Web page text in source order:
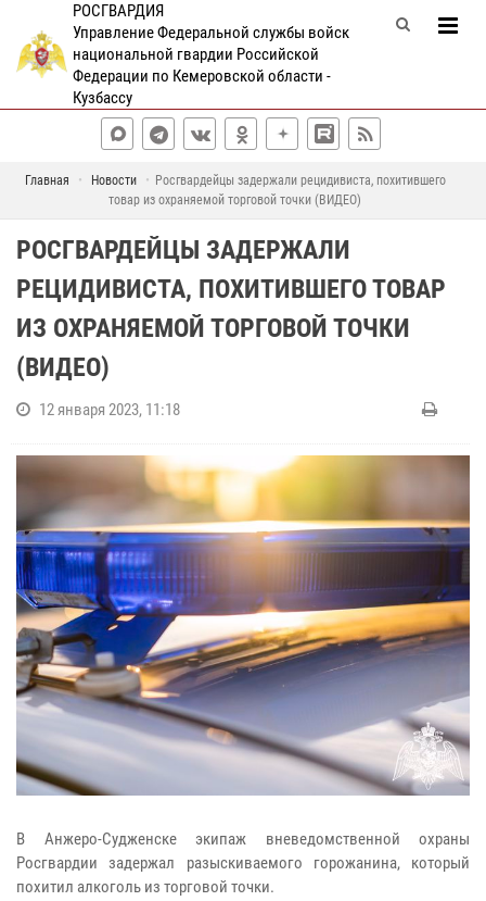
РОСГВАРДИЯ
Управление Федеральной службы войск
национальной гвардии Российской
Федерации по Кемеровской области -
Кузбассу
Главная Новости
Росгвардейцы задержали рецидивиста, похитившего
товар из охраняемой торговой точки (ВИДЕО)
РОСГВАРДЕЙЦЫ ЗАДЕРЖАЛИ
РЕЦИДИВИСТА, ПОХИТИВШЕГО ТОВАР
ИЗ ОХРАНЯЕМОЙ ТОРГОВОЙ ТОЧКИ
(ВИДЕО)
12 января 2023, 11:18
В Анжеро-Судженске экипаж вневедомственной охраны
Росгвардии задержал разыскиваемого горожанина, который
похитил алкоголь из торговой точки.